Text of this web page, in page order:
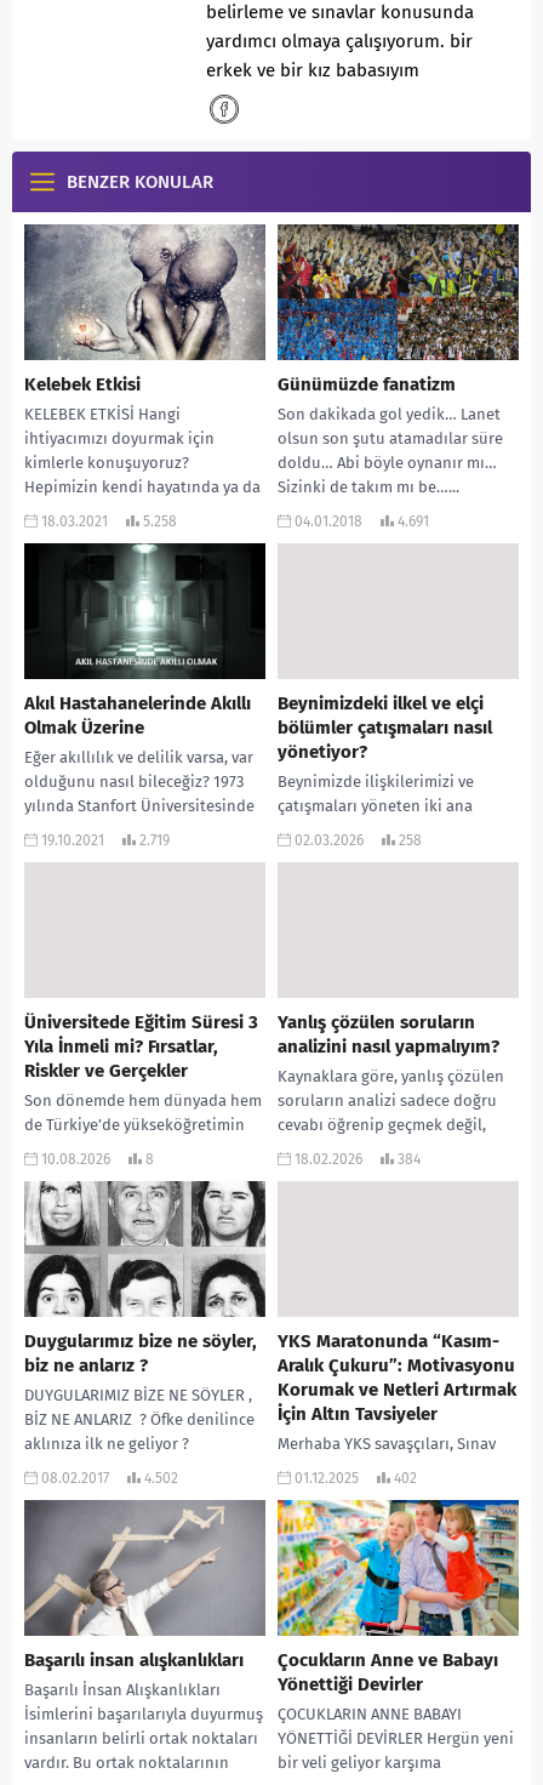
belirleme ve sınavlar konusunda
yardımcı olmaya çalışıyorum. bir
erkek ve bir kız babasıyım
BENZER KONULAR
Kelebek Etkisi
KELEBEK ETKİSİ Hangi
ihtiyacımızı doyurmak için
kimlerle konuşuyoruz?
Hepimizin kendi hayatında ya da
başkalarının hayatında rastladığı
18.03.2021 5.258
Günümüzde fanatizm
Son dakikada gol yedik… Lanet
olsun son şutu atamadılar süre
doldu… Abi böyle oynanır mı…
Sizinki de takım mı be…...
04.01.2018 4.691
Akıl Hastahanelerinde Akıllı
Olmak Üzerine
Eğer akıllılık ve delilik varsa, var
olduğunu nasıl bileceğiz? 1973
yılında Stanfort Üniversitesinde
akademisyen olan klinik
19.10.2021 2.719
Beynimizdeki ilkel ve elçi
bölümler çatışmaları nasıl
yönetiyor?
Beynimizde ilişkilerimizi ve
çatışmaları yöneten iki ana
bölüm bulunur: “İlkeller”
02.03.2026 258
Üniversitede Eğitim Süresi 3
Yıla İnmeli mi? Fırsatlar,
Riskler ve Gerçekler
Son dönemde hem dünyada hem
de Türkiye’de yükseköğretimin
en çok tartışılan konularından
yıla indirilmeli...
10.08.2026 8
Yanlış çözülen soruların
analizini nasıl yapmalıyım?
Kaynaklara göre, yanlış çözülen
soruların analizi sadece doğru
cevabı öğrenip geçmek değil,
hatanın “nedenini” tespit edip
18.02.2026 384
Duygularımız bize ne söyler,
biz ne anlarız ?
DUYGULARIMIZ BİZE NE SÖYLER ,
BİZ NE ANLARIZ ? Öfke denilince
aklınıza ilk ne geliyor ?
Genellikle öfkenin kötü olduğu...
08.02.2017 4.502
YKS Maratonunda “Kasım-
Aralık Çukuru”: Motivasyonu
Korumak ve Netleri Artırmak
İçin Altın Tavsiyeler
Merhaba YKS savaşçıları, Sınav
maratonunun belki de en zorlu
Sonbaharın sonları, kışın
başları… Birçok öğrenci için bu
dönem;...
01.12.2025 402
Başarılı insan alışkanlıkları
Başarılı İnsan Alışkanlıkları
İsimlerini başarılarıyla duyurmuş
insanların belirli ortak noktaları
vardır. Bu ortak noktalarının
Çocukların Anne ve Babayı
Yönettiği Devirler
ÇOCUKLARIN ANNE BABAYI
YÖNETTİĞİ DEVİRLER Hergün yeni
bir veli geliyor karşıma